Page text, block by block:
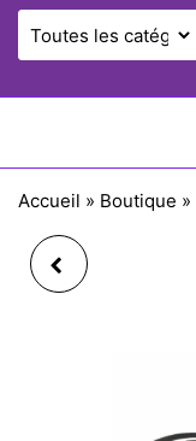
Accueil » Boutique »